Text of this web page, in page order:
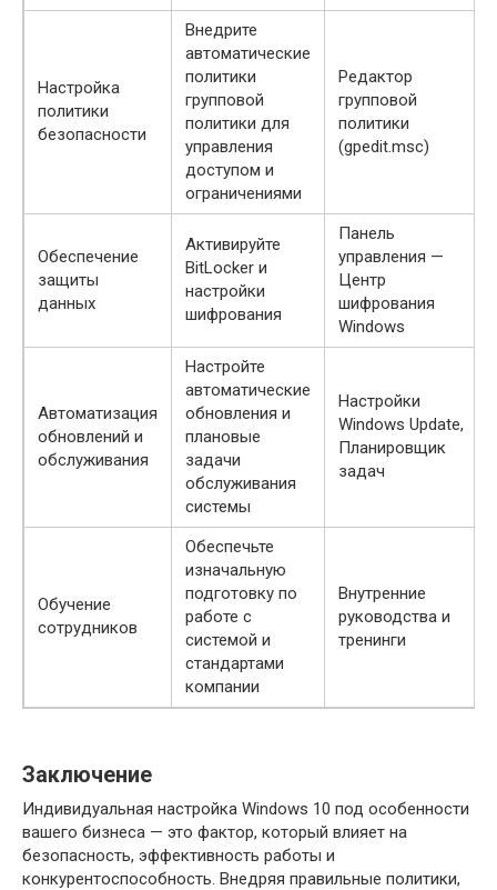
Настройка
политики
безопасности
Внедрите
автоматические
политики
групповой
политики для
управления
доступом и
ограничениями
Редактор
групповой
политики
(gpedit.msc)
Обеспечение
защиты
данных
Активируйте
BitLocker и
настройки
шифрования
Панель
управления —
Центр
шифрования
Windows
Автоматизация
обновлений и
обслуживания
Настройте
автоматические
обновления и
плановые
задачи
обслуживания
системы
Настройки
Windows Update,
Планировщик
задач
Обучение
сотрудников
Обеспечьте
изначальную
подготовку по
работе с
системой и
стандартами
компании
Внутренние
руководства и
тренинги
Заключение
Индивидуальная настройка Windows 10 под особенности
вашего бизнеса — это фактор, который влияет на
безопасность, эффективность работы и
конкурентоспособность. Внедряя правильные политики,